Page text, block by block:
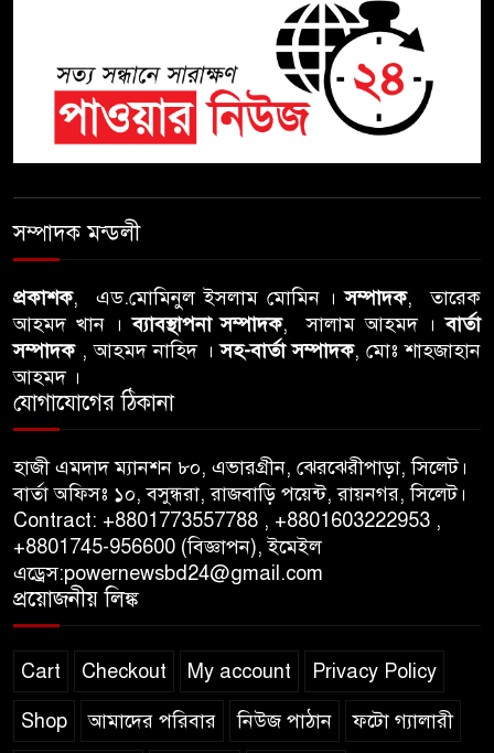
ঝুলন্ত মরদেহ উদ্ধার
শতাব্দী রায়ের বাড়িতে বিদ্রোহীদের
বৈঠক, পশ্চিমবঙ্গে তৃনমূলে ভাঙনের
ইঙ্গিত !
বিএনপি নেতার ওপর হামলার
আবু তালহা চৌধুরী দ্বিতীয় বারের
মত টাওয়ার হ‍্যামলেটস কাউন্সিলের
গণবিজ্ঞপ্তি নিয়ে সিলেট অনলাইন
প্রেসক্লাবে বিশ্ব মুক্ত গণমাধ্যম দিবসে
সমালোচনা
সিলেটে ব্যাডমিন্টন তারকাদের
সম্পাদক মন্ডলী
প্রকাশক, এড.মোমিনুল ইসলাম মোমিন ।সম্পাদক, তারেক
আহমদ খান ।ব্যাবস্থাপনা সম্পাদক, সালাম আহমদ ।বার্তা
সম্পাদক, আহমদ নাহিদ ।সহ-বার্তা সম্পাদক, মোঃ শাহজাহান
আহমদ ।
যোগাযোগের ঠিকানা
হাজী এমদাদ ম্যানশন ৮০, এভারগ্রীন, ঝেরঝেরীপাড়া, সিলেট।
বার্তা অফিসঃ ১০, বসুন্ধরা, রাজবাড়ি পয়েন্ট, রায়নগর, সিলেট।
Contract: +8801773557788 , +8801603222953 ,
+8801745-956600 (বিজ্ঞাপন), ইমেইল
এড্রেস:powernewsbd24@gmail.com
প্রয়োজনীয় লিঙ্ক
Cart Checkout My account Privacy Policy
Shop আমাদের পরিবার নিউজ পাঠান ফটো গ্যালারী